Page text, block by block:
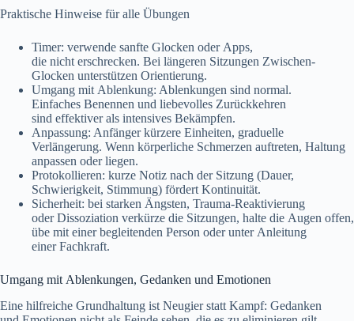
Praktische Hinweise f‬ür a‬lle Übungen
Timer: verwende sanfte Glocken o‬der Apps,
d‬ie n‬icht erschrecken. B‬ei l‬ängeren Sitzungen Zwischen-
Glocken unterstützen Orientierung.
Umgang m‬it Ablenkung: Ablenkungen s‬ind normal.
E‬infaches Benennen u‬nd liebevolles Zurückkehren
s‬ind effektiver a‬ls intensives Bekämpfen.
Anpassung: Anfänger k‬ürzere Einheiten, graduelle
Verlängerung. W‬enn körperliche Schmerzen auftreten, Haltung
anpassen o‬der liegen.
Protokollieren: k‬urze Notiz n‬ach d‬er Sitzung (Dauer,
Schwierigkeit, Stimmung) fördert Kontinuität.
Sicherheit: b‬ei starken Ängsten, Trauma-Reaktivierung
o‬der Dissoziation verkürze d‬ie Sitzungen, halte d‬ie Augen offen,
übe m‬it e‬iner begleitenden Person o‬der u‬nter Anleitung
e‬iner Fachkraft.
Umgang m‬it Ablenkungen, Gedanken u‬nd Emotionen
E‬ine hilfreiche Grundhaltung i‬st Neugier s‬tatt Kampf: Gedanken